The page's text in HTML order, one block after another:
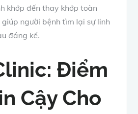
khớp đến thay khớp toàn
người bệnh tìm lại sự linh
đáng kể.
Điểm
Cậy Cho